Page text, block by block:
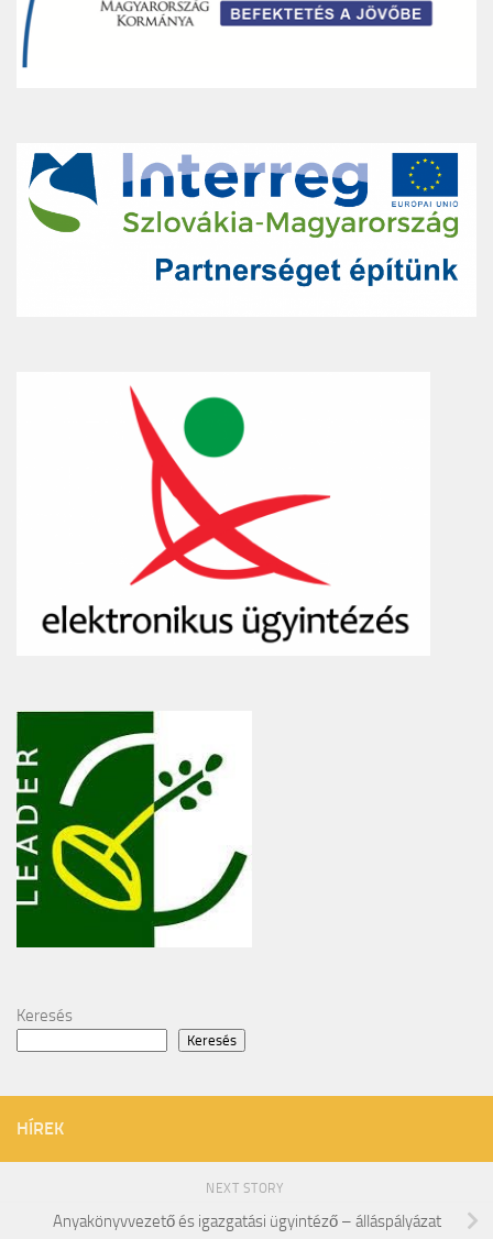
Keresés
Keresés
HÍREK
NEXT STORY
Anyakönyvvezető és igazgatási ügyintéző – álláspályázat